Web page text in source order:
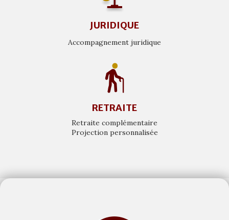
JURIDIQUE
Accompagnement juridique
RETRAITE
Retraite complémentaire
Projection personnalisée